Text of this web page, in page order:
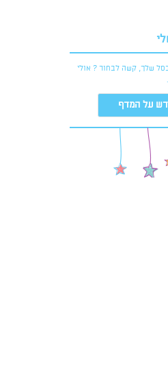
בסל שלך, קשה לבחור ? אולי
על המדף